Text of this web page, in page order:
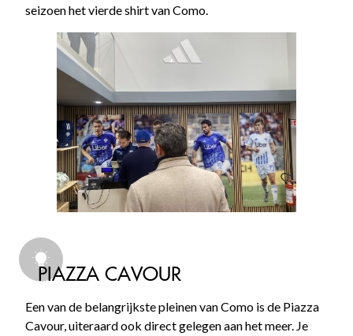
seizoen het vierde shirt van Como.
PIAZZA CAVOUR
Een van de belangrijkste pleinen van Como is de Piazza
Cavour, uiteraard ook direct gelegen aan het meer. Je